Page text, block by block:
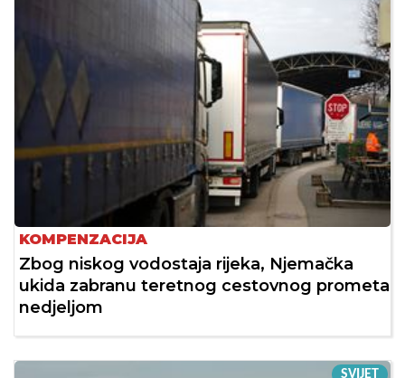
KOMPENZACIJA
Zbog niskog vodostaja rijeka, Njemačka
ukida zabranu teretnog cestovnog prometa
nedjeljom
SVIJET